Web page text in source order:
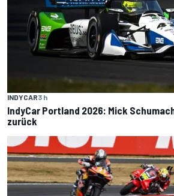
INDYCAR3 h
IndyCar Portland 2026: Mick
zurück